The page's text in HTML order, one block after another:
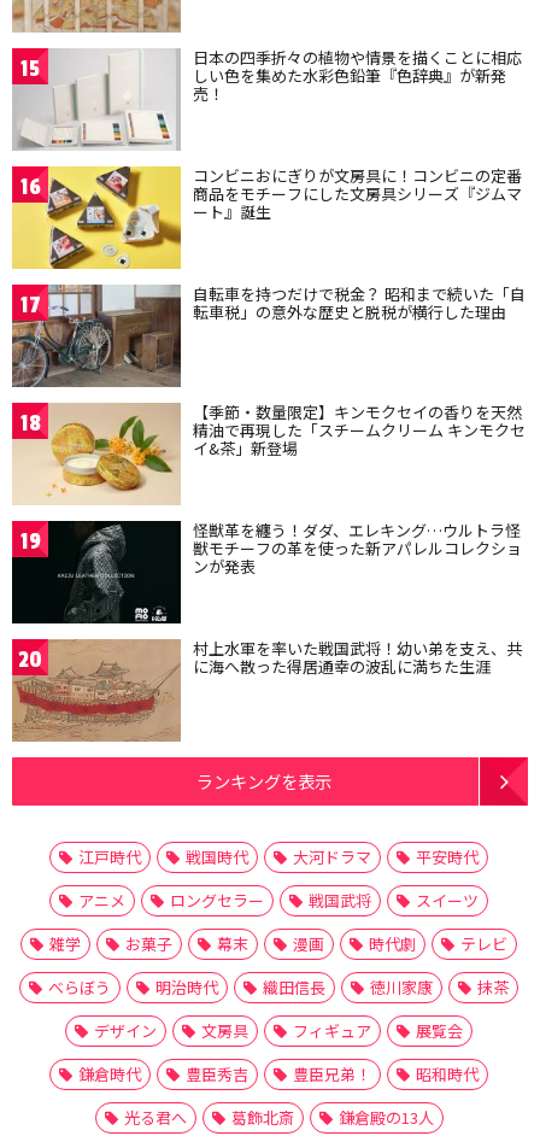
15 日本の四季折々の植物や情景を描くことに相応
しい色を集めた水彩色鉛筆『色辞典』が新発
売！
16 コンビニおにぎりが文房具に！コンビニの定番
商品をモチーフにした文房具シリーズ『ジムマ
ート』誕生
17 自転車を持つだけで税金？ 昭和まで続いた「自
転車税」の意外な歴史と脱税が横行した理由
18 【季節・数量限定】キンモクセイの香りを天然
精油で再現した「スチームクリーム キンモクセ
イ&茶」新登場
19 怪獣革を纏う！ダダ、エレキング…ウルトラ怪
獣モチーフの革を使った新アパレルコレクショ
ンが発表
20 村上水軍を率いた戦国武将！幼い弟を支え、共
に海へ散った得居通幸の波乱に満ちた生涯
ランキングを表示
江戸時代 戦国時代 大河ドラマ
平安時代
アニメ
ロングセラー 戦国武将
スイーツ
雑学
お菓子 幕末 漫画 時代劇
テレビ
べらぼう
明治時代 織田信長 徳川家康
抹茶
デザイン
文房具 フィギュア
展覧会
鎌倉時代
豊臣秀吉 豊臣兄弟！
昭和時代
光る君へ
葛飾北斎 鎌倉殿の13人